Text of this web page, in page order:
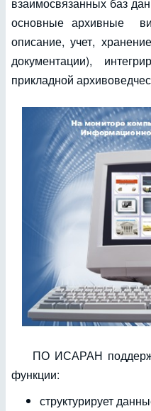
основные архивные
описание, учет,
документации),
прикладной
ПО ИСАРАН
функции:
структурирует